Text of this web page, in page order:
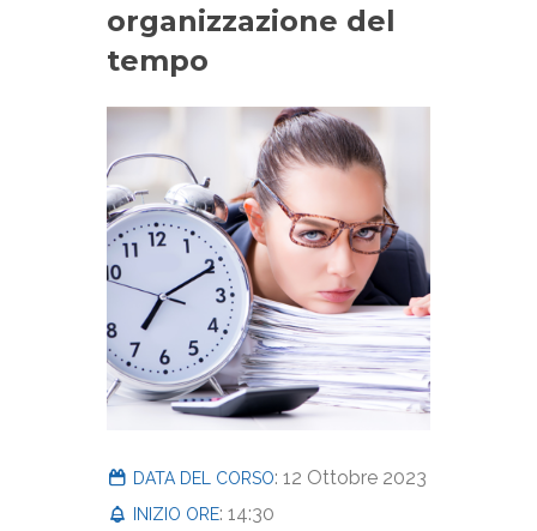
organizzazione del
tempo
DATA DEL CORSO: 12 Ottobre 2023
INIZIO ORE: 14:30